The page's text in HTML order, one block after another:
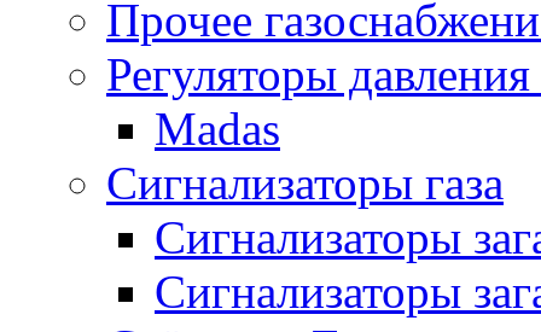
Прочее
Регуляторы давления
Madas
Сигнализаторы газа
Сигнализаторы
Сигнализаторы